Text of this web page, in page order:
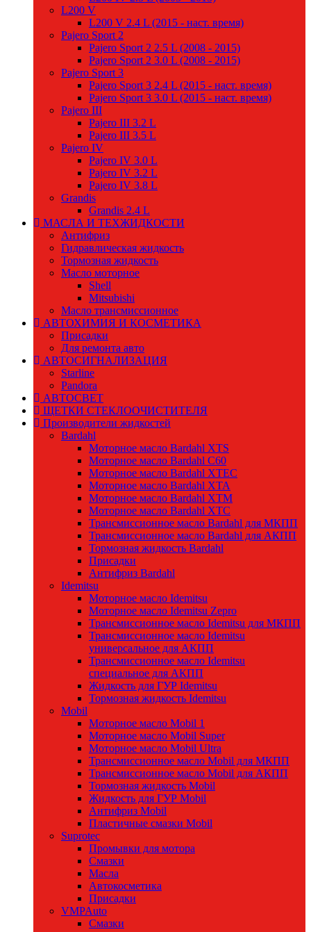
L200 V
L200 V 2.4 L (2015 - наст. время)
Pajero Sport 2
Pajero Sport 2 2.5 L (2008 - 2015)
Pajero Sport 2 3.0 L (2008 - 2015)
Pajero Sport 3
Pajero Sport 3 2.4 L (2015 - наст. время)
Pajero Sport 3 3.0 L (2015 - наст. время)
Pajero III
Pajero III 3.2 L
Pajero III 3.5 L
Pajero IV
Pajero IV 3.0 L
Pajero IV 3.2 L
Pajero IV 3.8 L
Grandis
Grandis 2.4 L
МАСЛА И ТЕХЖИДКОСТИ
Антифриз
Гидравлическая жидкость
Тормозная жидкость
Масло моторное
Shell
Mitsubishi
Масло трансмиссионное
АВТОХИМИЯ И КОСМЕТИКА
Присадки
Для ремонта авто
АВТОСИГНАЛИЗАЦИЯ
Starline
Pandora
АВТОСВЕТ
ЩЕТКИ СТЕКЛООЧИСТИТЕЛЯ
Производители жидкостей
Bardahl
Моторное масло Bardahl XTS
Моторное масло Bardahl C60
Моторное масло Bardahl XTEC
Моторное масло Bardahl XTA
Моторное масло Bardahl XTM
Моторное масло Bardahl XTC
Трансмиссионное масло Bardahl для МКПП
Трансмиссионное масло Bardahl для АКПП
Тормозная жидкость Bardahl
Присадки
Антифриз Bardahl
Idemitsu
Моторное масло Idemitsu
Моторное масло Idemitsu Zepro
Трансмиссионное масло Idemitsu для МКПП
Трансмиссионное масло Idemitsu
универсальное для АКПП
Трансмиссионное масло Idemitsu
специальное для АКПП
Жидкость для ГУР Idemitsu
Тормозная жидкость Idemitsu
Mobil
Моторное масло Mobil 1
Моторное масло Mobil Super
Моторное масло Mobil Ultra
Трансмиссионное масло Mobil для МКПП
Трансмиссионное масло Mobil для АКПП
Тормозная жидкость Mobil
Жидкость для ГУР Mobil
Антифриз Mobil
Пластичные смазки Mobil
Suprotec
Промывки для мотора
Смазки
Масла
Автокосметика
Присадки
VMPAuto
Смазки